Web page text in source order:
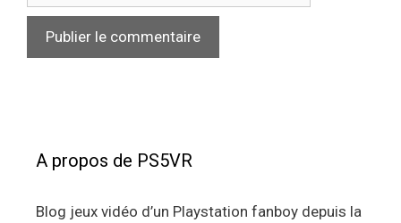
A propos de PS5VR
Blog jeux vidéo d’un Playstation fanboy depuis la